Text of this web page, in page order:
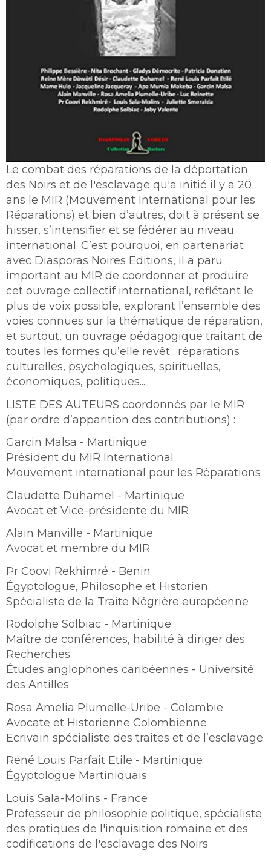
Le combat des réparations de la déportation
des Noirs et de l'esclavage qu'a initié il y a 20
ans le MIR (Mouvement International pour les
Réparations) et bien d’autres, doit à présent se
hisser, s’intensifier et se fédérer au niveau
international. C’est pourquoi, en partenariat
avec Diasporas Noires Editions, il a paru
important au MIR de coordonner et produire
cet ouvrage collectif international, reflétant le
plus de voix possible, explorant l’ensemble des
voies connues sur la thématique de réparation,
et surtout, un ouvrage pédagogique traitant de
toutes les formes qu’elle revêt : réparations
culturelles, psychologiques, spirituelles,
économiques, politiques...
LISTE DES AUTEURS coordonnés par le MIR
(par ordre d’apparition des contributions) :
Garcin Malsa - Martinique
Président du MIR International
Mouvement international pour les Réparations
Claudette Duhamel - Martinique
Avocat et Vice-présidente du MIR
Alain Manville - Martinique
Avocat et membre du MIR
Pr Coovi Rekhimré - Benin
Égyptologue, Philosophe et Historien.
Spécialiste de la Traite Négrière européenne
Rodolphe Solbiac - Martinique
Maître de conférences, habilité à diriger des
Recherches
Études anglophones caribéennes - Université
des Antilles
Rosa Amelia Plumelle-Uribe - Colombie
Avocate et Historienne Colombienne
Ecrivain spécialiste des traites et de l’esclavage
René Louis Parfait Etile - Martinique
Égyptologue Martiniquais
Louis Sala-Molins - France
Professeur de philosophie politique, spécialiste
des pratiques de l'inquisition romaine et des
codifications de l'esclavage des Noirs